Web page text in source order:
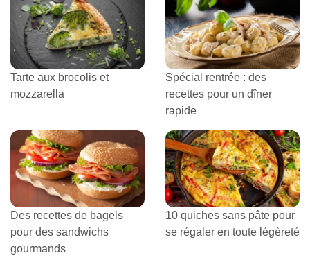
Tarte aux brocolis et
mozzarella
Spécial rentrée : des
recettes pour un dîner
rapide
Des recettes de bagels
pour des sandwichs
gourmands
10 quiches sans pâte pour
se régaler en toute légèreté